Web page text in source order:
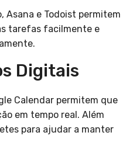
Asana e Todoist permitem
tarefas facilmente e
Digitais
Calendar permitem que
em tempo real. Além
para ajudar a manter